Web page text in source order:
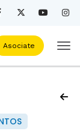
Asociate